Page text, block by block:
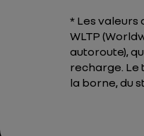
* Les valeurs
WLTP
autoroute),
recharge. Le
la borne, du